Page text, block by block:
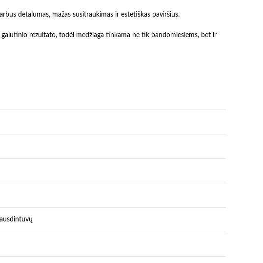
detalumas, mažas susitraukimas ir estetiškas paviršius.
rezultato, todėl medžiaga tinkama ne tik bandomiesiems, bet ir